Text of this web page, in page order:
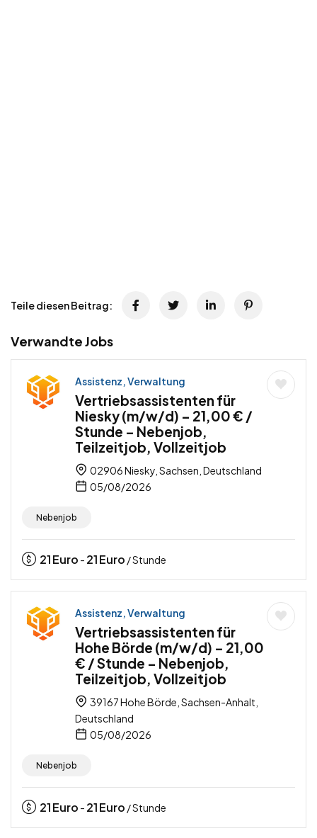
Teile diesen Beitrag:
Verwandte Jobs
Assistenz, Verwaltung
Vertriebsassistenten für
Niesky (m/w/d) – 21,00 € /
Stunde – Nebenjob,
Teilzeitjob, Vollzeitjob
02906 Niesky, Sachsen, Deutschland
05/08/2026
Nebenjob
21Euro - 21Euro / Stunde
Assistenz, Verwaltung
Vertriebsassistenten für
Hohe Börde (m/w/d) – 21,00
€ / Stunde – Nebenjob,
Teilzeitjob, Vollzeitjob
39167 Hohe Börde, Sachsen-Anhalt,
Deutschland
05/08/2026
Nebenjob
21Euro - 21Euro / Stunde